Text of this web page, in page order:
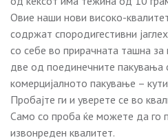
Овие наши нови високо-
содржат спородигестивни
со себе во прирачната ташна
две од поединечните пакувања
комерцијалното пакување –
Пробајте ги и уверете се во
Само со проба ќе можете да го
извонреден квалитет.